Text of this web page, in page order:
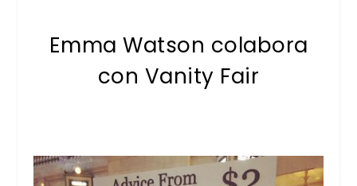
Emma Watson colabora
con Vanity Fair